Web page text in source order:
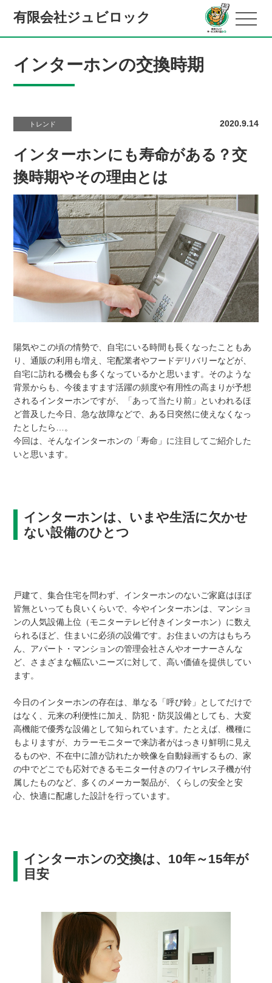
有限会社ジュビロック
インターホンの交換時期
トレンド 2020.9.14
インターホンにも寿命がある？交
換時期やその理由とは
陽気やこの頃の情勢で、自宅にいる時間も長くなったこともあ
り、通販の利用も増え、宅配業者やフードデリバリーなどが、
自宅に訪れる機会も多くなっているかと思います。そのような
背景からも、今後ますます活躍の頻度や有用性の高まりが予想
されるインターホンですが、「あって当たり前」といわれるほ
ど普及した今日、急な故障などで、ある日突然に使えなくなっ
たとしたら…。
今回は、そんなインターホンの「寿命」に注目してご紹介した
いと思います。
インターホンは、いまや生活に欠かせ
ない設備のひとつ
戸建て、集合住宅を問わず、インターホンのないご家庭はほぼ
皆無といっても良いくらいで、今やインターホンは、マンショ
ンの人気設備上位（モニターテレビ付きインターホン）に数え
られるほど、住まいに必須の設備です。お住まいの方はもちろ
ん、アパート・マンションの管理会社さんやオーナーさんな
ど、さまざまな幅広いニーズに対して、高い価値を提供してい
ます。
今日のインターホンの存在は、単なる「呼び鈴」としてだけで
はなく、元来の利便性に加え、防犯・防災設備としても、大変
高機能で優秀な設備として知られています。たとえば、機種に
もよりますが、カラーモニターで来訪者がはっきり鮮明に見え
るものや、不在中に誰が訪れたか映像を自動録画するもの、家
の中でどこでも応対できるモニター付きのワイヤレス子機が付
属したものなど、多くのメーカー製品が、くらしの安全と安
心、快適に配慮した設計を行っています。
インターホンの交換は、10年～15年が
目安